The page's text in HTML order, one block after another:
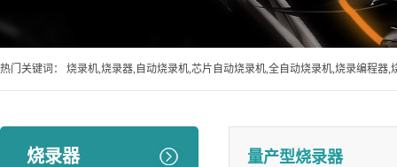
热门关键词： 烧录机,烧录器,自动烧录机,芯片自动烧录机,全自动烧录机,烧录编程器,
烧录器 量产型烧录器